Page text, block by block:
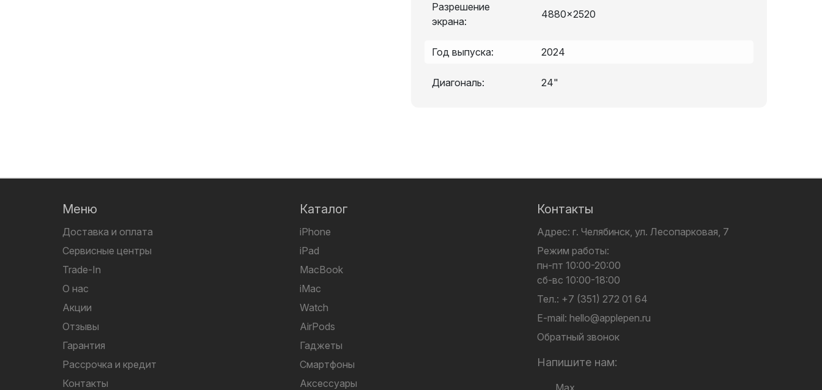
Разрешение
экрана:
4880x2520
Год выпуска: 2024
Диагональ: 24"
Меню
Доставка и оплата
Сервисные центры
Trade-In
О нас
Акции
Отзывы
Гарантия
Рассрочка и кредит
Контакты
Каталог
iPhone
iPad
MacBook
iMac
Watch
AirPods
Гаджеты
Смартфоны
Аксессуары
Контакты
Адрес: г. Челябинск, ул. Лесопарковая, 7
Режим работы:
пн-пт 10:00-20:00
сб-вс 10:00-18:00
Тел.: +7 (351) 272 01 64
E-mail: hello@applepen.ru
Обратный звонок
Напишите нам:
Max